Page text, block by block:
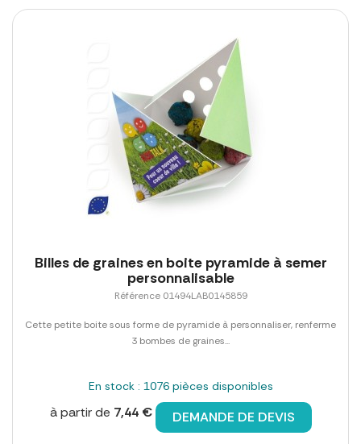
Billes de graines en boite pyramide à semer
personnalisable
Référence 01494LAB0145859
Cette petite boite sous forme de pyramide à personnaliser, renferme
3 bombes de graines...
En stock : 1076 pièces disponibles
à partir de 7,44 € DEMANDE DE DEVIS